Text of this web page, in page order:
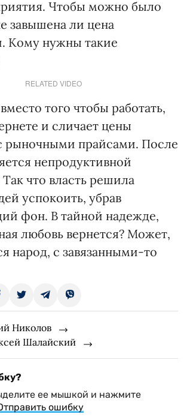
Чтобы можно было
завышена ли цена
Кому нужны такие
RELATED VIDEO
того чтобы работать,
и сличает цены
рыночными прайсами. После
непродуктивной
что власть решила
успокоить, убрав
фон. В тайной надежде,
любовь вернется? Может,
народ, с завязанными-то
Николов
Шалайский
ее мышкой и нажмите
ошибку